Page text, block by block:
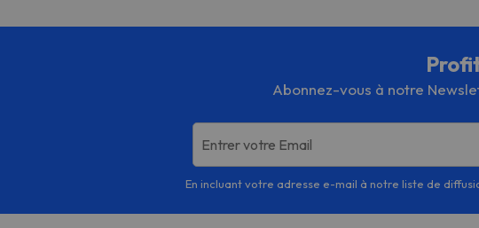
Abonnez-vous à notre
Entrer votre Email
En incluant votre adresse e-mail à notre liste de